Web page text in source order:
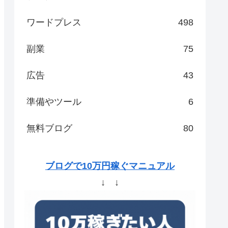
ワードプレス 498
副業 75
広告 43
準備やツール 6
無料ブログ 80
ブログで10万円稼ぐマニュアル
↓ ↓